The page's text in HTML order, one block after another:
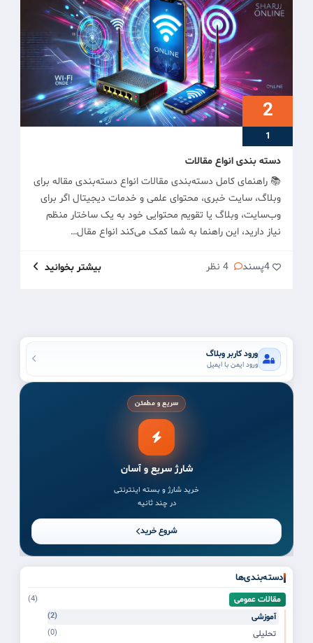
ورود کاربر وبلاگ
ورود ایمن با ایمیل
سریع و مطمئن
شارژ سریع و آسان
خرید شارژ و بسته اینترنتی
در چند ثانیه
شروع خرید
دسته‌بندی‌ها
مقالات عمومی (4)
آموزشی (2)
تحلیلی (0)
2
1
دسته بندی انواع مقالات
📚 راهنمای کامل دسته‌بندی مقالات انواع دسته‌بندی مقاله برای
وبلاگ، سایت خبری، محتوای علمی و خدمات دیجیتال اگر برای
وب‌سایت، وبلاگ یا تقویم محتوایی خود به یک ساختار منظم
نیاز دارید، این راهنما به شما کمک می‌کند انواع مقال…
4پسند 4 نظر بیشتر بخوانید